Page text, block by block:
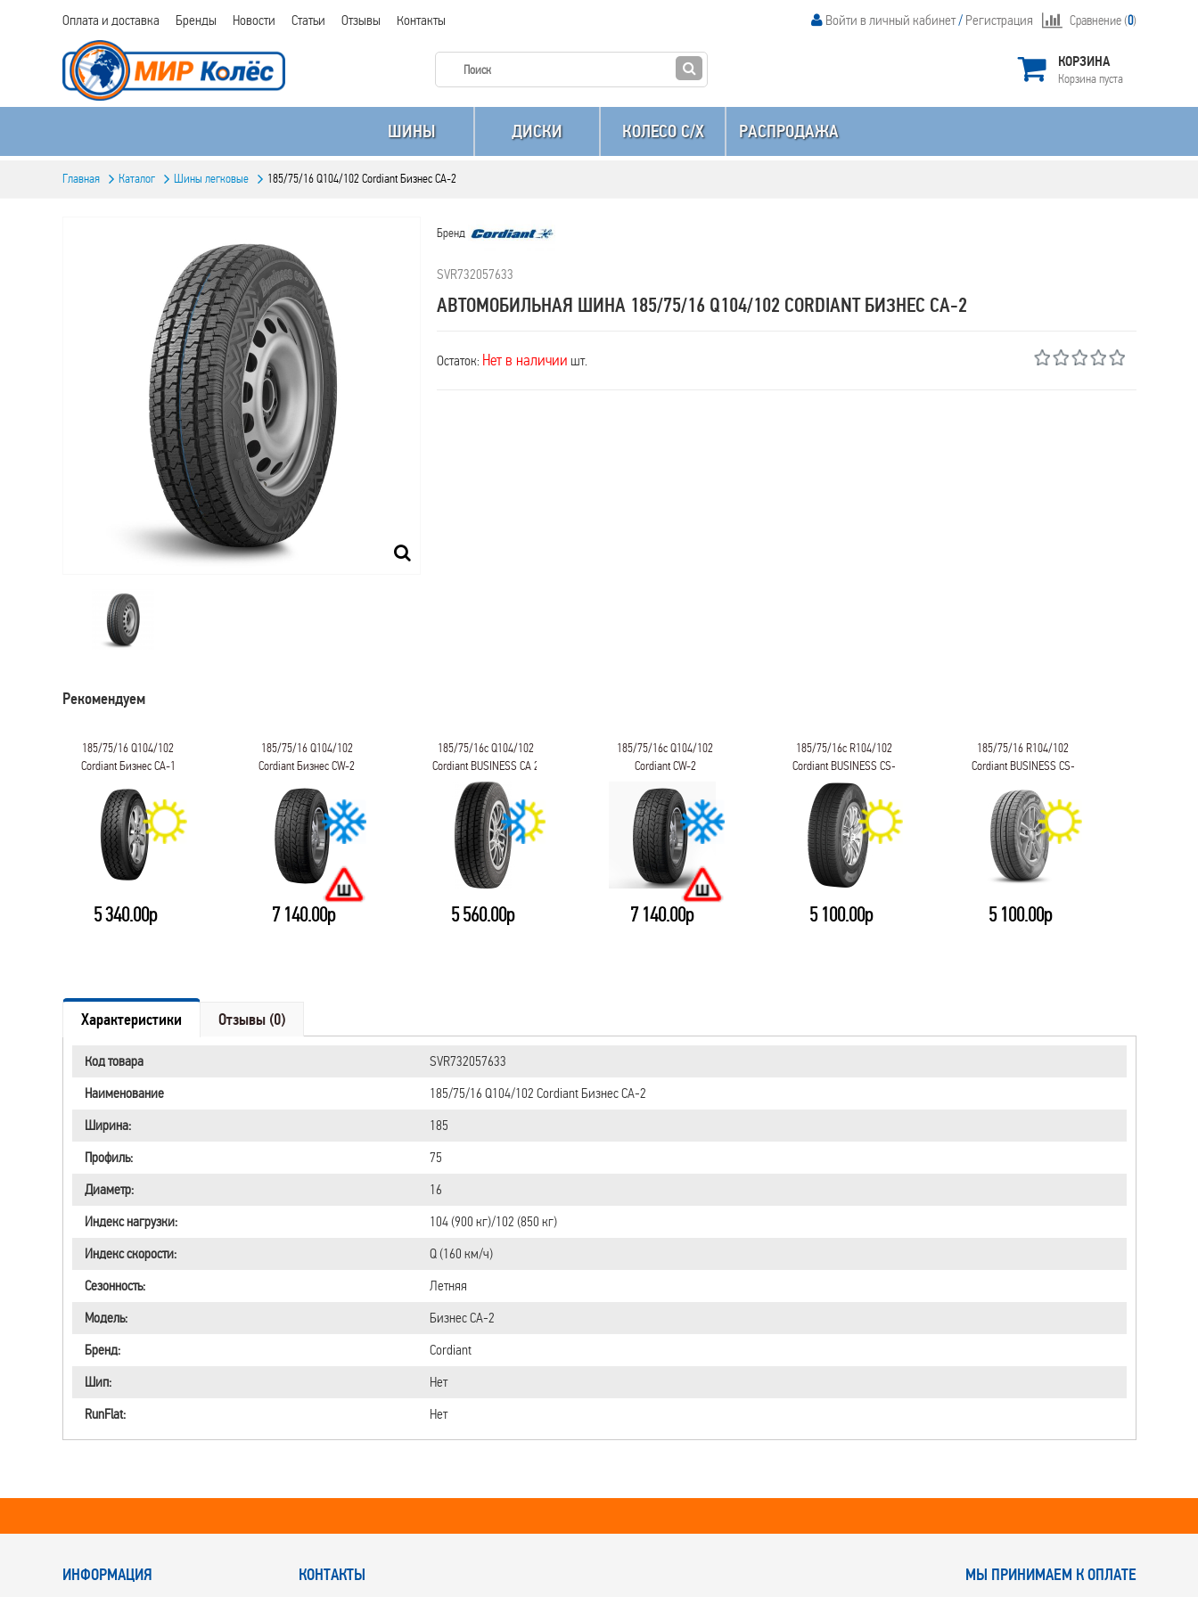
Оплата и доставка Бренды Новости Статьи Отзывы Контакты Сравнение (0)
Войти в личный кабинет/ Регистрация
КОРЗИНА
Корзина пуста
ШИНЫ ДИСКИ КОЛЕСО C/X РАСПРОДАЖА
Главная Каталог Шины легковые 185/75/16 Q104/102 Cordiant Бизнес CA-2
Бренд
SVR732057633
АВТОМОБИЛЬНАЯ ШИНА 185/75/16 Q104/102 CORDIANT БИЗНЕС CA-2
Остаток: Нет в наличии шт.
Рекомендуем
185/75/16 Q104/102
Cordiant Бизнес CA-1
5 340.00р
185/75/16 Q104/102
Cordiant Бизнес CW-2
7 140.00р
185/75/16c Q104/102
Cordiant BUSINESS CA 2
5 560.00р
185/75/16c Q104/102
Cordiant CW-2
7 140.00р
185/75/16c R104/102
Cordiant BUSINESS CS-
2
5 100.00р
185/75/16 R104/102
Cordiant BUSINESS CS-
5 100.00р
Характеристики Отзывы (0)
Код товара
SVR732057633
Наименование
185/75/16 Q104/102 Cordiant Бизнес CA-2
Ширина:
185
Профиль:
75
Диаметр:
16
Индекс нагрузки:
104 (900 кг)/102 (850 кг)
Индекс скорости:
Q (160 км/ч)
Сезонность:
Летняя
Модель:
Бизнес CA-2
Бренд:
Cordiant
Шип:
Нет
RunFlat:
Нет
ИНФОРМАЦИЯ МЫ ПРИНИМАЕМ К ОПЛАТЕ
КОНТАКТЫ